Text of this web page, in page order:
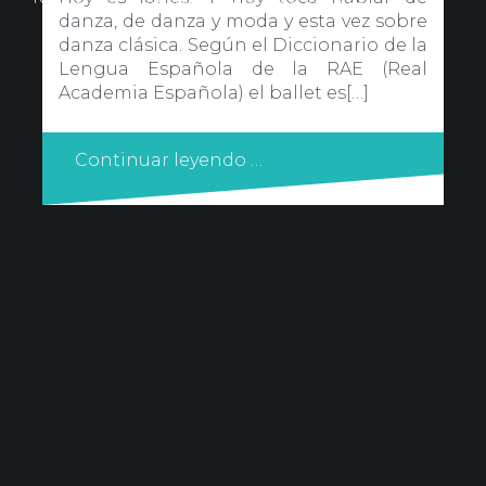
danza, de danza y moda y esta vez sobre
danza clásica. Según el Diccionario de la
Lengua Española de la RAE (Real
Academia Española) el ballet es[…]
Continuar leyendo …